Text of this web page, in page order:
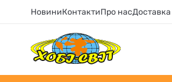
НовиниКонтактиПро насДоставка